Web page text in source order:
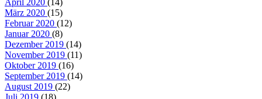
April 2020 (14)
März 2020 (15)
Februar 2020 (12)
Januar 2020 (8)
Dezember 2019 (14)
November 2019 (11)
Oktober 2019 (16)
September 2019 (14)
August 2019 (22)